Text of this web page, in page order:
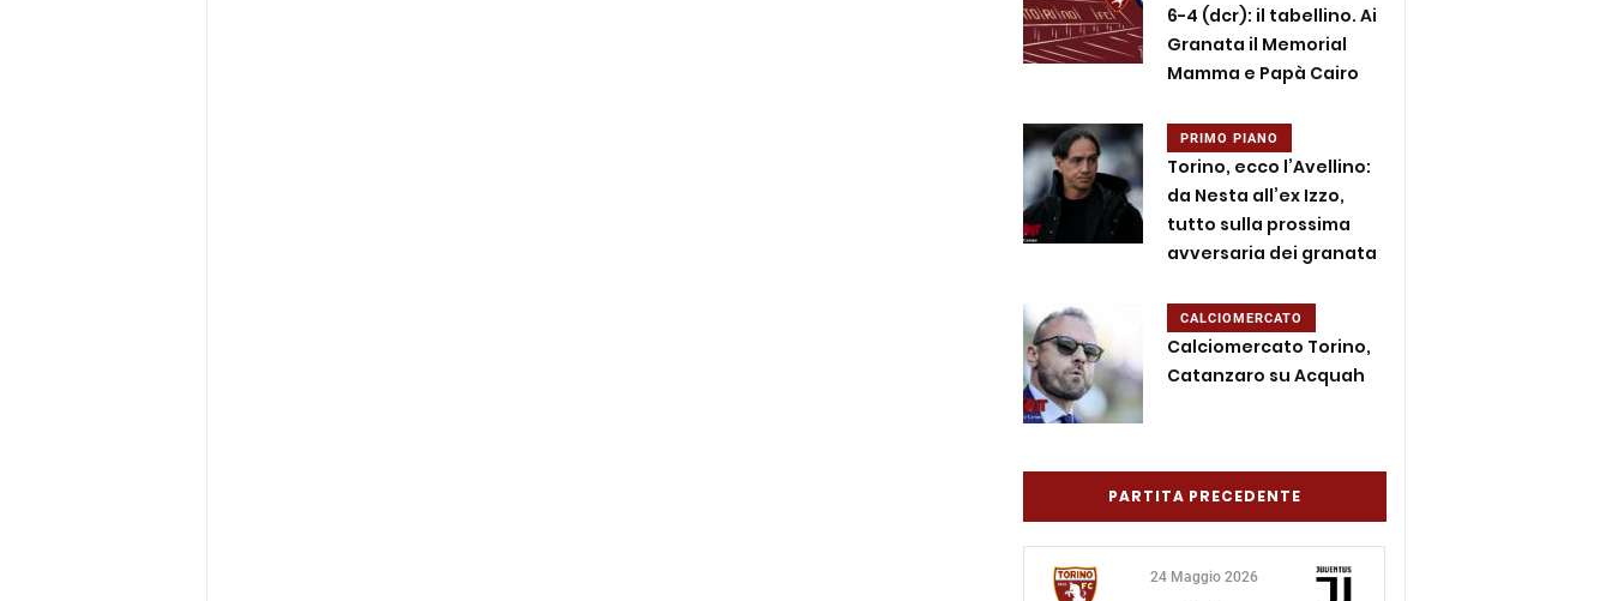
6-4 (dcr): il tabellino. Ai
Granata il Memorial
Mamma e Papà Cairo
PRIMO PIANO
Torino, ecco l’Avellino:
da Nesta all’ex Izzo,
tutto sulla prossima
avversaria dei granata
CALCIOMERCATO
Calciomercato Torino,
Catanzaro su Acquah
PARTITA PRECEDENTE
24 Maggio 2026